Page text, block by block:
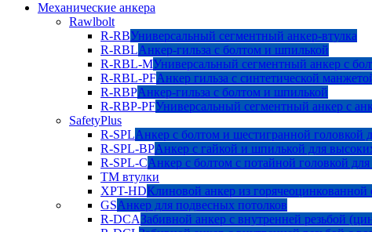
Механические анкера
Rawlbolt
R-RBУниверсальный сегментный анкер-втулка
R-RBLАнкер-гильза с болтом и шпилькой
R-RBL-MУниверсальный сегментный анкер с
R-RBL-PFАнкер гильза с синтетической
R-RBPАнкер-гильза с болтом и шпилькой
R-RBP-PFУниверсальный сегментный анкер с
SafetyPlus
R-SPLАнкер с болтом и шестигранной головкой
R-SPL-BPАнкер с гайкой и шпилькой для
R-SPL-CАнкер с болтом с потайной головкой
TM втулки
XPT-HDКлиновой анкер из горячеоцинкованной
GSАнкер для подвесных потолков
R-DCAЗабивной анкер с внутренней резьбой